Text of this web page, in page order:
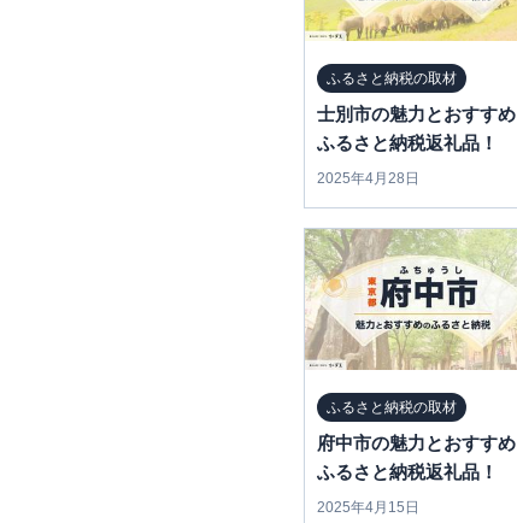
ふるさと納税の取材
士別市の魅力とおすすめ
ふるさと納税返礼品！
2025年4月28日
ふるさと納税の取材
府中市の魅力とおすすめ
ふるさと納税返礼品！
2025年4月15日